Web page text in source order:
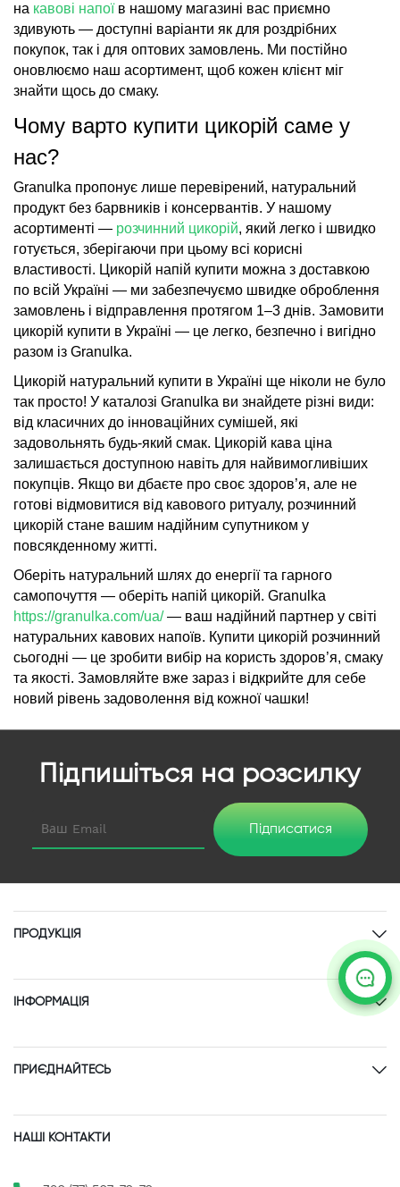
на кавові напої в нашому магазині вас приємно
здивують — доступні варіанти як для роздрібних
покупок, так і для оптових замовлень. Ми постійно
оновлюємо наш асортимент, щоб кожен клієнт міг
знайти щось до смаку.
Чому варто купити цикорій саме у
нас?
Granulka пропонує лише перевірений, натуральний
продукт без барвників і консервантів. У нашому
асортименті — розчинний цикорій, який легко і швидко
готується, зберігаючи при цьому всі корисні
властивості. Цикорій напій купити можна з доставкою
по всій Україні — ми забезпечуємо швидке оброблення
замовлень і відправлення протягом 1–3 днів. Замовити
цикорій купити в Україні — це легко, безпечно і вигідно
разом із Granulka.
Цикорій натуральний купити в Україні ще ніколи не було
так просто! У каталозі Granulka ви знайдете різні види:
від класичних до інноваційних сумішей, які
задовольнять будь-який смак. Цикорій кава ціна
залишається доступною навіть для найвимогливіших
покупців. Якщо ви дбаєте про своє здоров’я, але не
готові відмовитися від кавового ритуалу, розчинний
цикорій стане вашим надійним супутником у
повсякденному житті.
Оберіть натуральний шлях до енергії та гарного
самопочуття — оберіть напій цикорій. Granulka
https://granulka.com/ua/— ваш надійний партнер у світі
натуральних кавових напоїв. Купити цикорій розчинний
сьогодні — це зробити вибір на користь здоров’я, смаку
та якості. Замовляйте вже зараз і відкрийте для себе
новий рівень задоволення від кожної чашки!
Підпишіться на розсилку
Підписатися
ПРОДУКЦІЯ
ІНФОРМАЦІЯ
ПРИЄДНАЙТЕСЬ
НАШІ КОНТАКТИ